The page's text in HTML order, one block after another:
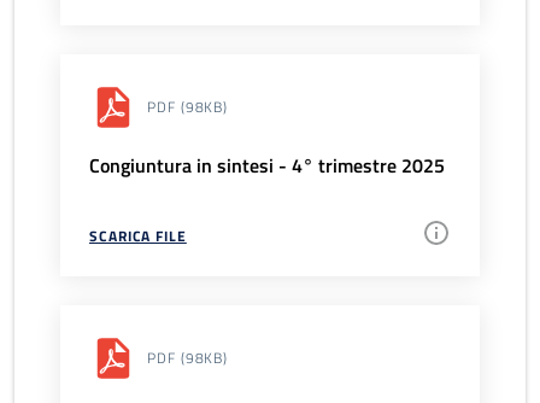
PDF (98KB)
Congiuntura in sintesi - 4° trimestre 2025
SCARICA FILE
PDF (98KB)